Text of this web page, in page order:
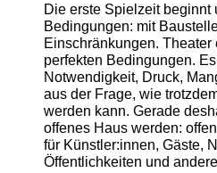
Die erste Spielzeit beginnt
Bedingungen: mit
Einschränkungen. Theater
perfekten Bedingungen.
Notwendigkeit, Druck,
aus der Frage, wie
werden kann. Gerade
offenes Haus werden:
für Künstler:innen, Gäste,
Öffentlichkeiten und